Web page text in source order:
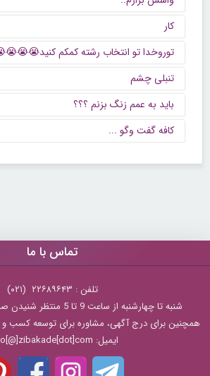
کار
توروخدا تو انتخاب رشته کمکم
تنبلی چشم
باید به عمم زنگ بزنم ؟؟؟
كافه گفت وگو ...
تماس با ما
تلفن : ۲۲۶۸۹۶۴۳ (۰۲۱)
شنبه تا چهارشنبه از ساعت 9 تا 5 منتظر شنیدن صدای گرم شما هستیم.
همچنین برای درج آگهی، مشاوره برای توسعه کسب و
ایمیل: info[@]zibakade[dot]com